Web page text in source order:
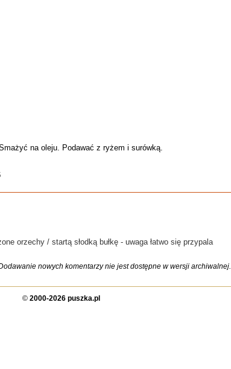
na oleju. Podawać z ryżem i surówką.
orzechy / startą słodką bułkę - uwaga łatwo się przypala
nowych komentarzy nie jest dostępne w wersji archiwalnej.
© 2000-2026 puszka.pl